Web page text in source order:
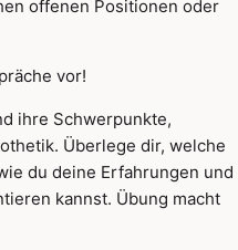
offenen Positionen oder
vor!
ihre Schwerpunkte,
Überlege dir, welche
du deine Erfahrungen und
kannst. Übung macht